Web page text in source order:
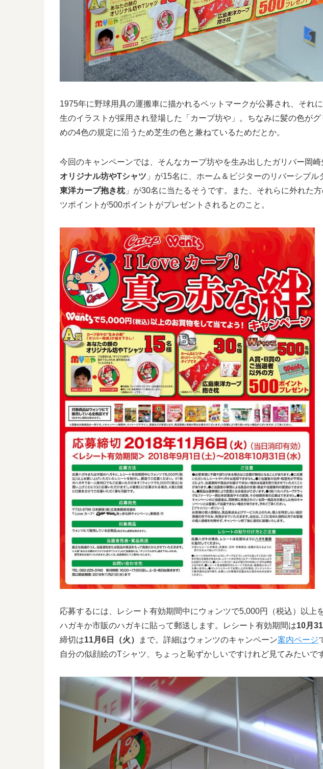
1975年に野球用具の運搬車に描かれるペットマークが公募され、それ
生のイラストが採用され登場した「カープ坊や」。ちなみに髪の色が
めの4色の規定に沿うため芝生の色と兼ねているためだとか。
今回のキャンペーンでは、そんなカープ坊やを生み出したガリバー岡崎
オリジナル坊やTシャツ 」が15名に、ホーム＆ビジターのリバーシブル
東洋カープ抱き枕」が30名に当たるそうです。また、それらに外れた
ツポイントが500ポイントがプレゼントされるとのこと。
応募するには、レシート有効期間中にウォンツで5,000円（税込）以上
ハガキか市販のハガキに貼って郵送します。レシート有効期間は10月
締切は11月6日（火） まで。詳細はウォンツのキャンペーン案内ページ
自分の似顔絵のTシャツ、ちょっと恥ずかしいですけれど見てみたいで